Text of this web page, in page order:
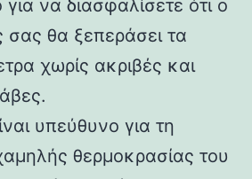
να διασφαλίσετε ότι ο
σας θα ξεπεράσει τα
χωρίς ακριβές και
υπεύθυνο για τη
θερμοκρασίας του